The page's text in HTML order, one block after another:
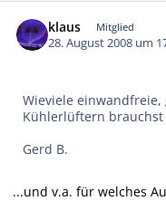
klaus Mitglied
28. August 2008 um
Wieviele
Kühlerlüftern brauchst
Gerd B.
...und v.a. für welches